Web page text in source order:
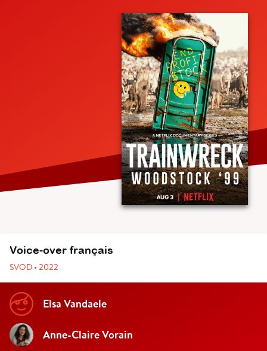
Voice-over français
SVOD • 2022
Elsa Vandaele
Anne-Claire Vorain